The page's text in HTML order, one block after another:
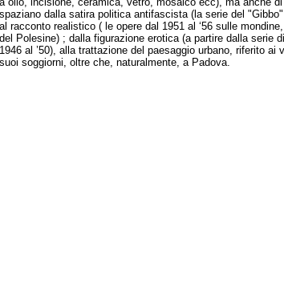
spaziano dalla satira politica antifascista (la serie del "Gibbo"
al racconto realistico ( le opere dal 1951 al ‘56 sulle
del Polesine) ; dalla figurazione erotica (a partire dalla serie
1946 al ’50), alla trattazione del paesaggio urbano, riferito ai
suoi soggiorni, oltre che, naturalmente, a Padova.